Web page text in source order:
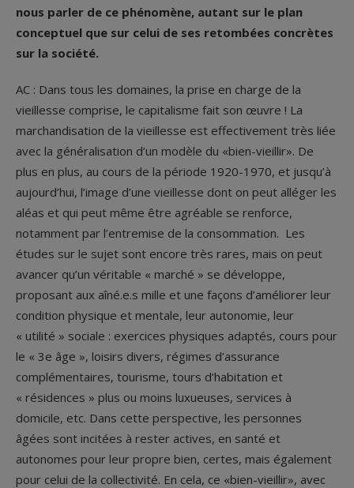
nous parler de ce phénomène, autant sur le plan
conceptuel que sur celui de ses retombées concrètes
sur la société.
AC : Dans tous les domaines, la prise en charge de la
vieillesse comprise, le capitalisme fait son œuvre ! La
marchandisation de la vieillesse est effectivement très liée
avec la généralisation d’un modèle du «bien-vieillir». De
plus en plus, au cours de la période 1920-1970, et jusqu’à
aujourd’hui, l’image d’une vieillesse dont on peut alléger les
aléas et qui peut même être agréable se renforce,
notamment par l’entremise de la consommation. Les
études sur le sujet sont encore très rares, mais on peut
avancer qu’un véritable « marché » se développe,
proposant aux aîné.e.s mille et une façons d’améliorer leur
condition physique et mentale, leur autonomie, leur
« utilité » sociale : exercices physiques adaptés, cours pour
le « 3e âge », loisirs divers, régimes d’assurance
complémentaires, tourisme, tours d’habitation et
« résidences » plus ou moins luxueuses, services à
domicile, etc. Dans cette perspective, les personnes
âgées sont incitées à rester actives, en santé et
autonomes pour leur propre bien, certes, mais également
pour celui de la collectivité. En cela, ce «bien-vieillir», avec